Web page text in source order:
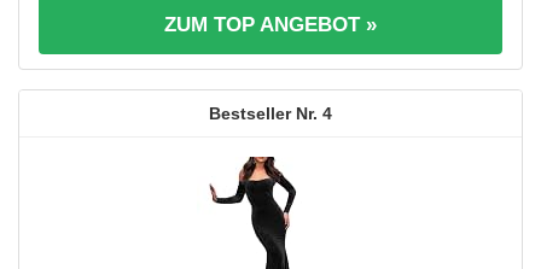
ZUM TOP ANGEBOT »
4